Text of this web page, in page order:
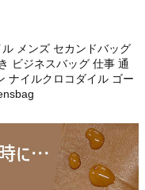
メンズ セカンドバッグ
ビジネスバッグ 仕事 通
ナイルクロコダイル ゴー